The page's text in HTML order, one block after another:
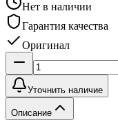
Нет в наличии
Гарантия качества
Оригинал
Уточнить наличие
Описание